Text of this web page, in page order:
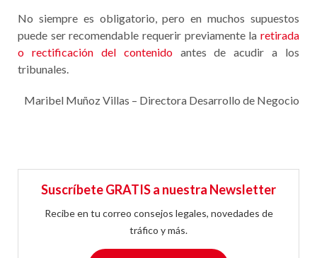
No siempre es obligatorio, pero en muchos supuestos
puede ser recomendable requerir previamente la retirada
o rectificación del contenidoantes de acudir a los
tribunales.
Maribel Muñoz Villas – Directora Desarrollo de Negocio
Suscríbete GRATIS a nuestra Newsletter
Recibe en tu correo consejos legales, novedades de
tráfico y más.